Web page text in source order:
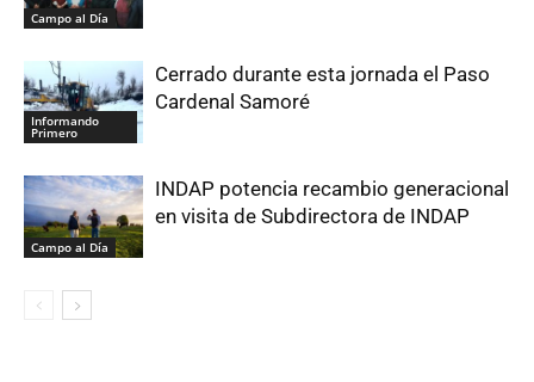
Campo al Día
Informando
Primero
Cerrado durante esta jornada el Paso
Cardenal Samoré
Campo al Día
INDAP potencia recambio generacional
en visita de Subdirectora de INDAP